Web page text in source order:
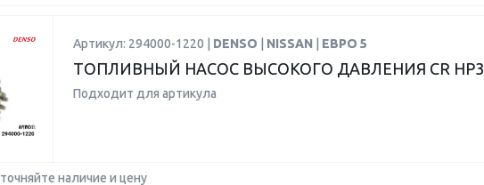
Артикул: 294000-1220 | DENSO NISSAN ЕВРО 5
ТОПЛИВНЫЙ НАСОС ВЫСОКОГО ДАВЛЕНИЯ CR HP3
Подходит для артикула
наличие и цену